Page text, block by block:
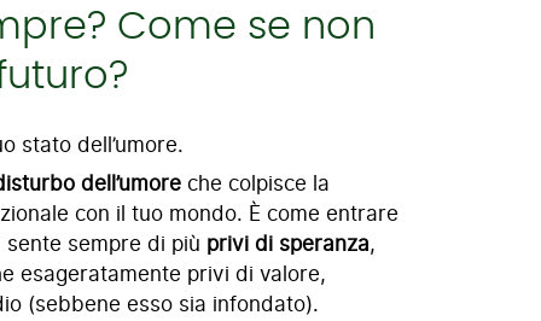
Come se non
stato dell’umore.
dell’umore che colpisce la
con il tuo mondo. È come entrare
sempre di più privi di speranza,
esageratamente privi di valore,
(sebbene esso sia infondato).